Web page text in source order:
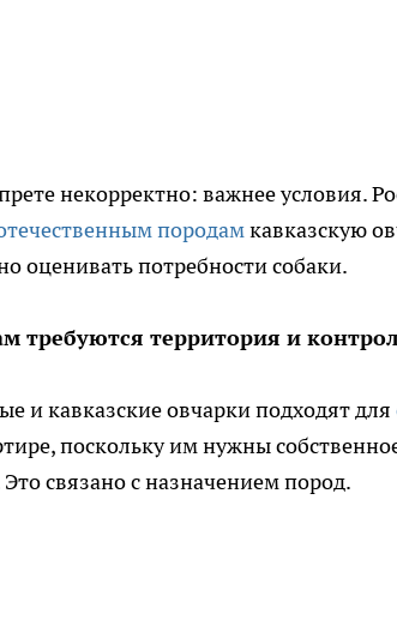
некорректно: важнее условия.
породамкавказскую
оценивать потребности собаки.
требуются территория и
и кавказские овчарки подходят для
поскольку им нужны
связано с назначением пород.